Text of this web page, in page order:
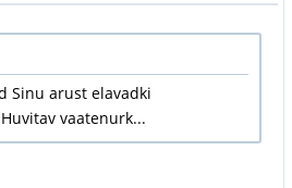
Sinu arust elavadki
vaatenurk...